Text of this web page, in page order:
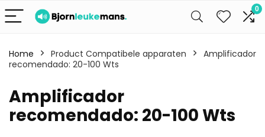
0
Home Product Compatibele apparaten
Amplificador
recomendado: 20-100 Wts
Amplificador
recomendado: 20-100 Wts